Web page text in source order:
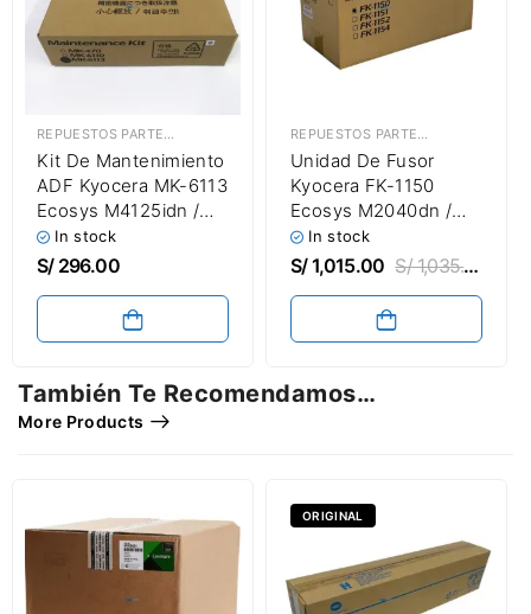
REPUESTOS PARTES & PIEZAS KITS DE MANTENIMIENTO
Kit De Mantenimiento
ADF Kyocera MK-6113
Ecosys M4125idn /
M4132idn 300,000
Páginas
In stock
S/296.00
REPUESTOS PARTES & PIEZAS
Unidad De Fusor
Kyocera FK-1150
Ecosys M2040dn /
M2640idw Fuser Unit
In stock
S/1,015.00 S/1,035.00
También Te Recomendamos…
More Products
ORIGINAL